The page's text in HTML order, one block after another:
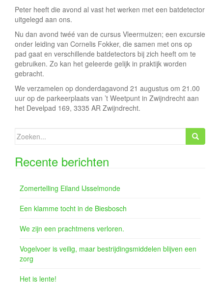
Peter heeft die avond al vast het werken met een batdetector
uitgelegd aan ons.
Nu dan avond twéé van de cursus Vleermuizen; een excursie
onder leiding van Cornelis Fokker, die samen met ons op
pad gaat en verschillende batdetectors bij zich heeft om te
gebruiken. Zo kan het geleerde gelijk in praktijk worden
gebracht.
We verzamelen op donderdagavond 21 augustus om 21.00
uur op de parkeerplaats van ’t Weetpunt in Zwijndrecht aan
het Develpad 169, 3335 AR Zwijndrecht.
Zoeken
naar:
Recente berichten
Zomertelling Eiland IJsselmonde
Een klamme tocht in de Biesbosch
We zijn een prachtmens verloren.
Vogelvoer is veilig, maar bestrijdingsmiddelen blijven een
zorg
Het is lente!